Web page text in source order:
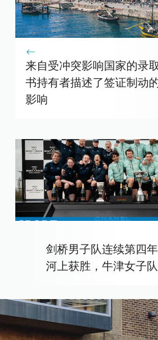
来自受冲突影响国家的录
书持有者描述了签证制动
影响
剑桥男子队连续第四
河上获胜，牛津女子